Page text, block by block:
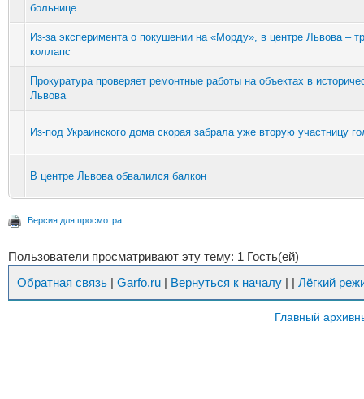
больнице
Из-за эксперимента о покушении на «Морду», в центре Львова –
коллапс
Прокуратура проверяет ремонтные работы на объектах в
Львова
Из-под Украинского дома скорая забрала уже вторую участницу
В центре Львова обвалился балкон
Версия для просмотра
Пользователи просматривают эту тему: 1 Гость(ей)
Обратная связь | Garfo.ru | Вернуться к началу | | Лёгкий
Главный